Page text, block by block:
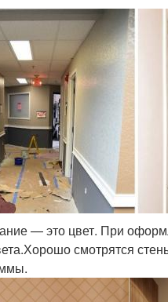
— это цвет. При
смотрятся